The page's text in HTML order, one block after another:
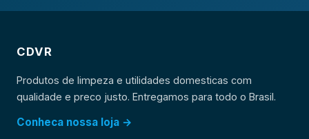
CDVR
Produtos de limpeza e utilidades domesticas com
qualidade e preco justo. Entregamos para todo o Brasil.
Conheca nossa loja →